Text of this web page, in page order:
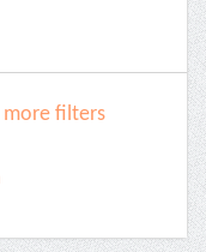
more filters